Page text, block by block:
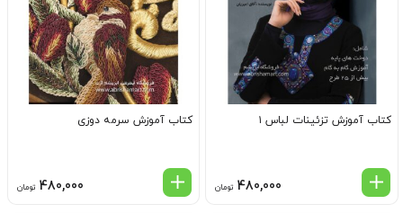
کتاب آموزش تزئینات لباس ۱
480,000 تومان
کتاب آموزش سرمه دوزی
480,000 تومان